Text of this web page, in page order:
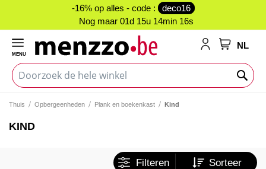
-16% op alles - code :
deco16
Nog maar 01d 15u 14min 16s
NL
MENU
Thuis Opbergeenheden Plank en boekenkast Kind
KIND
Filteren Sorteer